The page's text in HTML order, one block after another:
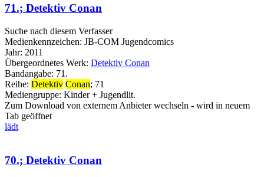
71.; Detektiv Conan
Suche nach diesem Verfasser
Medienkennzeichen: JB-COM Jugendcomics
Jahr: 2011
Übergeordnetes Werk: Detektiv Conan
Bandangabe: 71.
Reihe: Detektiv Conan; 71
Mediengruppe: Kinder + Jugendlit.
Zum Download von externem Anbieter wechseln - wird in neuem
Tab geöffnet
lädt
70.; Detektiv Conan